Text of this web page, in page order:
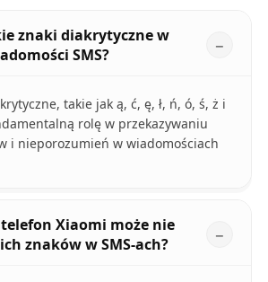
znaki diakrytyczne w
SMS?
takie jak ą, ć, ę, ł, ń, ó, ś, ż i
rolę w przekazywaniu
i nieporozumień w wiadomościach
Xiaomi może nie
znaków w SMS-ach?